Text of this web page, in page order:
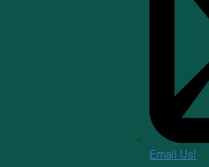
Email Us!